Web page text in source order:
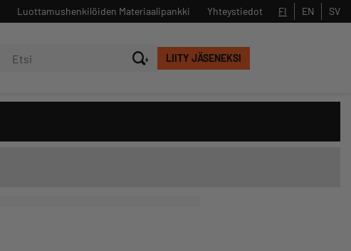
Yhteystiedot
Luottamushenkilöiden Materiaalipankki FI EN SV
LIITY JÄSENEKSI
Sulje